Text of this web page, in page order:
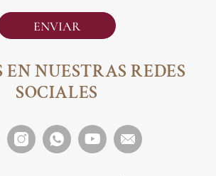
EN NUESTRAS REDES
SOCIALES
ENVIAR